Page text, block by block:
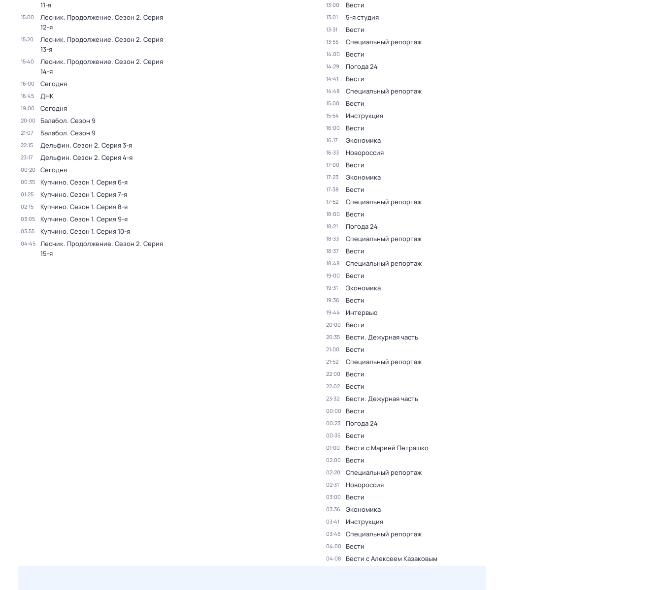
11-я
15:00 Лесник. Продолжение. Сезон 2. Серия
12-я
15:20 Лесник. Продолжение. Сезон 2. Серия
13-я
15:40 Лесник. Продолжение. Сезон 2. Серия
14-я
16:00 Сегодня
16:45 ДНК
19:00 Сегодня
20:00 Балабол. Сезон 9
21:07 Балабол. Сезон 9
22:15 Дельфин. Сезон 2. Серия 3-я
23:17 Дельфин. Сезон 2. Серия 4-я
00:20 Сегодня
00:35 Купчино. Сезон 1. Серия 6-я
01:25 Купчино. Сезон 1. Серия 7-я
02:15 Купчино. Сезон 1. Серия 8-я
03:05 Купчино. Сезон 1. Серия 9-я
03:55 Купчино. Сезон 1. Серия 10-я
04:45 Лесник. Продолжение. Сезон 2. Серия
15-я
13:00 Вести
13:01 5-я студия
13:31 Вести
13:55 Специальный репортаж
14:00 Вести
14:29 Погода 24
14:41 Вести
14:48 Специальный репортаж
15:00 Вести
15:54 Инструкция
16:00 Вести
16:17 Экономика
16:33 Новороссия
17:00 Вести
17:23 Экономика
17:38 Вести
17:52 Специальный репортаж
18:00 Вести
18:21 Погода 24
18:33 Специальный репортаж
18:37 Вести
18:48 Специальный репортаж
19:00 Вести
19:31 Экономика
19:36 Вести
19:44 Интервью
20:00 Вести
20:35 Вести. Дежурная часть
21:00 Вести
21:52 Специальный репортаж
22:00 Вести
22:02 Вести
23:32 Вести. Дежурная часть
00:00 Вести
00:23 Погода 24
00:35 Вести
01:00 Вести с Марией Петрашко
02:00 Вести
02:20 Специальный репортаж
02:31 Новороссия
03:00 Вести
03:36 Экономика
03:41 Инструкция
03:46 Специальный репортаж
04:00 Вести
04:08 Вести с Алексеем Казаковым